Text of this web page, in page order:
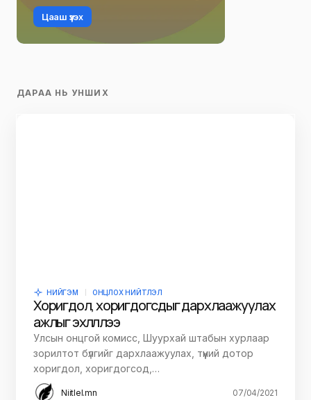
Цааш үзэх
ДАРАА НЬ УНШИХ
НИЙГЭМ ОНЦЛОХ НИЙТЛЭЛ
Хоригдол, хоригдогсдыг дархлаажуулах
ажлыг эхлүүллээ
Улсын онцгой комисс, Шуурхай штабын хурлаар
зорилтот бүлгийг дархлаажуулах, түүний дотор
хоригдол, хоригдогсод,…
Niitlel.mn 07/04/2021